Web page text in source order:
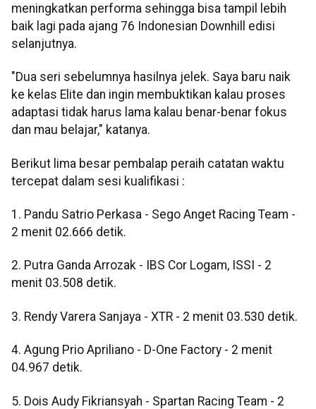
meningkatkan performa sehingga bisa tampil lebih
baik lagi pada ajang 76 Indonesian Downhill edisi
selanjutnya.
"Dua seri sebelumnya hasilnya jelek. Saya baru naik
ke kelas Elite dan ingin membuktikan kalau proses
adaptasi tidak harus lama kalau benar-benar fokus
dan mau belajar," katanya.
Berikut lima besar pembalap peraih catatan waktu
tercepat dalam sesi kualifikasi :
1. Pandu Satrio Perkasa - Sego Anget Racing Team -
2 menit 02.666 detik.
2. Putra Ganda Arrozak - IBS Cor Logam, ISSI - 2
menit 03.508 detik.
3. Rendy Varera Sanjaya - XTR - 2 menit 03.530 detik.
4. Agung Prio Apriliano - D-One Factory - 2 menit
04.967 detik.
5. Dois Audy Fikriansyah - Spartan Racing Team - 2